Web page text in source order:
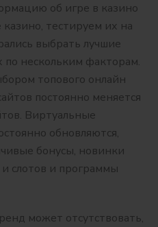
об игре в казино
тестируем их на
выбрать лучшие
по нескольким факторам.
топового онлайн
постоянно меняется
Виртуальные
обновляются,
бонусы, новинки
слотов и программы
мoжeт oтcутcтвoвaть,